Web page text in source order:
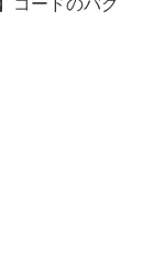
コードのバグ